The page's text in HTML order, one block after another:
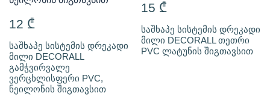
12 ₾
საშხაპე სისტემის დრეკადი
მილი DECORALL
გამჭვირვალე
ვერცხლისფერი PVC,
ნეილონის შიგთავსით
15 ₾
საშხაპე სისტემის დრეკადი
მილი DECORALL თეთრი
PVC ლატუნის შიგთავსით